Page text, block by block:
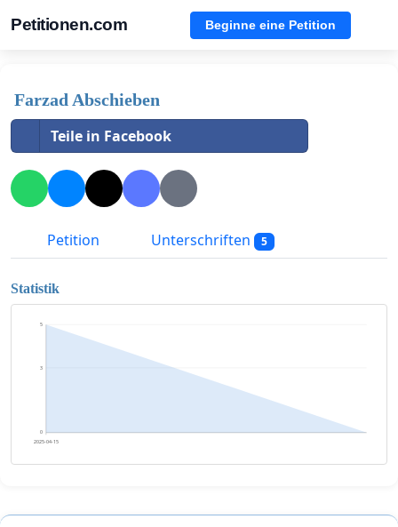
Petitionen.com Beginne eine Petition
Farzad Abschieben
Teile in Facebook
Petition Unterschriften 5
Statistik
0
3
5
2025-04-15